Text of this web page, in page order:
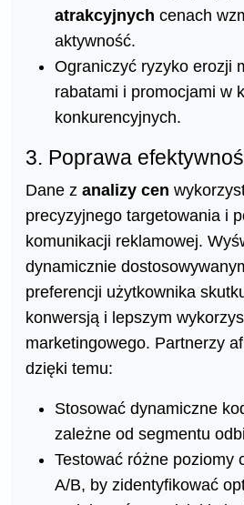
atrakcyjnych cenach
aktywność.
Ograniczyć ryzyko erozji
rabatami i promocjami w
konkurencyjnych.
3. Poprawa
Dane z analizy cen
precyzyjnego targetowania i
komunikacji reklamowej.
dynamicznie
preferencji użytkownika
konwersją i lepszym
marketingowego. Partnerzy
dzięki temu:
Stosować dynamiczne
zależne od segmentu
Testować różne poziomy
A/B, by zidentyfikować